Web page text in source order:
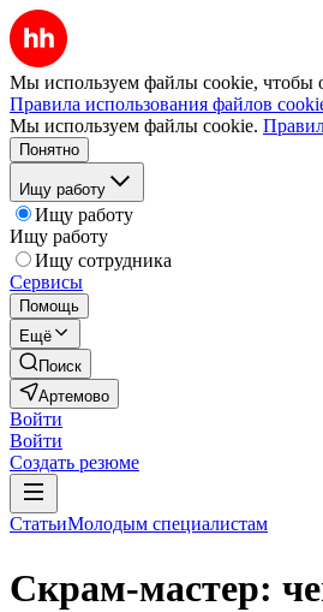
Мы используем файлы cookie, чтобы
Правила использования файлов
Мы используем файлы cookie.
Понятно
Ищу работу
Ищу работу
Ищу работу
Ищу сотрудника
Сервисы
Помощь
Ещё
Поиск
Артемово
Войти
Войти
Создать резюме
СтатьиМолодым специалистам
Скрам-мастер: